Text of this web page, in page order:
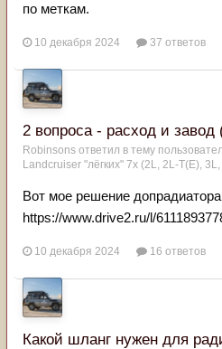
по меткам.
10 декабря 2024 37 ответов
2 вопроса - расход и завод
Robinsons ответил в тему
Landcruiser "лёгких" 7x (2L, 2L-T(Е),
Вот мое решение
https://www.drive2.ru/l/
10 декабря 2024 16 ответов
Какой шланг нужен для